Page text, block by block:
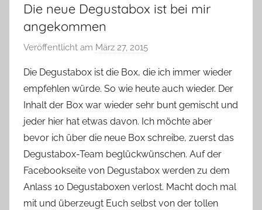
vielesDie neue Degustabox ist bei mir
angekommen
Veröffentlicht am März 27, 2015
n
Y
v
o
n
n
e
Die Degustabox ist die Box, die ich immer wieder
empfehlen würde. So wie heute auch wieder. Der
Inhalt der Box war wieder sehr bunt gemischt und
jeder hier hat etwas davon. Ich möchte aber
bevor ich über die neue Box schreibe, zuerst das
Degustabox-Team beglückwünschen. Auf der
Facebookseite von Degustabox werden zu dem
Anlass 10 Degustaboxen verlost. Macht doch mal
mit und überzeugt Euch selbst von der tollen